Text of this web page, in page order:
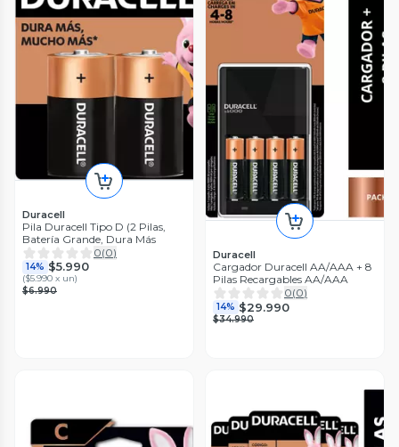
Duracell
Pila Duracell Tipo D (2 Pilas,
Batería Grande, Dura Más
0(0)
14% $5.990
($5.990 x un)
$6.990
Duracell
Cargador Duracell AA/AAA + 8
Pilas Recargables AA/AAA
0(0)
14% $29.990
$34.990